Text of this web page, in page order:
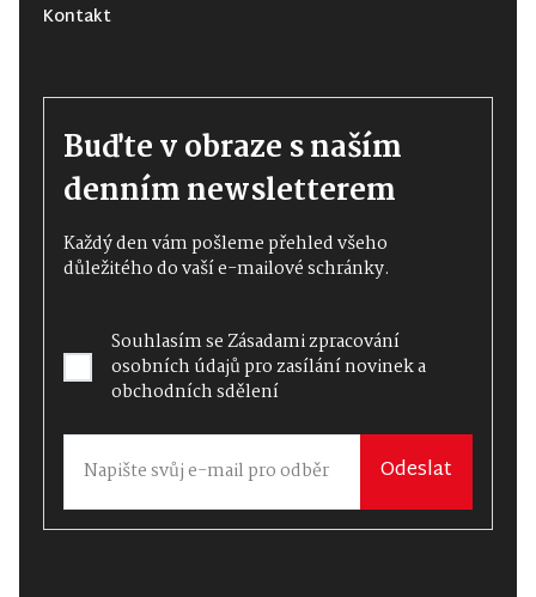
Kontakt
Buďte v obraze s naším
denním newsletterem
Každý den vám pošleme přehled všeho
důležitého do vaší e-mailové schránky.
Souhlasím seZásadami zpracování
osobních údajůpro zasílání novinek a
obchodních sdělení
Odeslat